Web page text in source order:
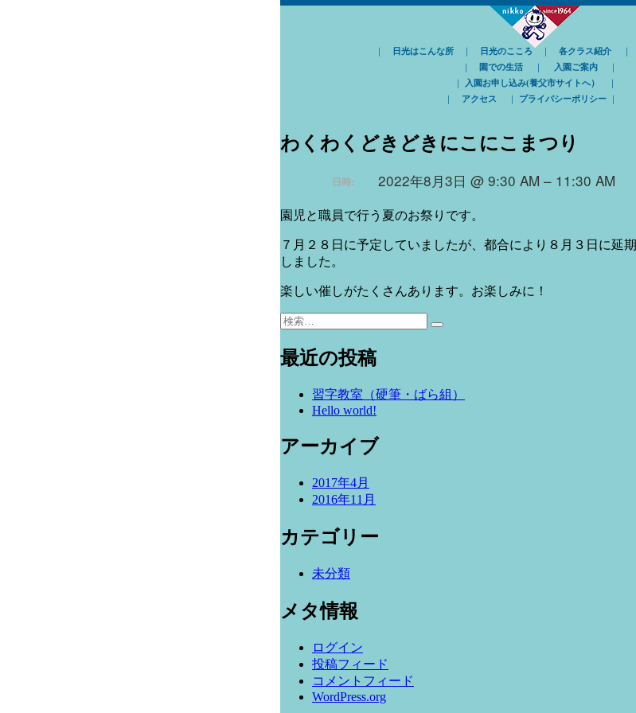
｜ 日光はこんな所 ｜ 日光のこころ ｜ 各クラス紹介 ｜
｜
園での生活｜ 入園ご案内｜
｜
入園お申し込み(養父市サイトへ）
｜
｜
アクセス ｜ プライバシーポリシー｜
わくわくどきどきにこにこまつり
日時: 2022年8月3日 @ 9:30 AM – 11:30 AM
園児と職員で行う夏のお祭りです。
７月２８日に予定していましたが、都合により８月３日に延期
しました。
楽しい催しがたくさんあります。お楽しみに！
検
検
最近の投稿
習字教室（硬筆・ばら組）
Hello world!
アーカイブ
2017年4月
2016年11月
カテゴリー
未分類
メタ情報
ログイン
投稿フィード
コメントフィード
WordPress.org